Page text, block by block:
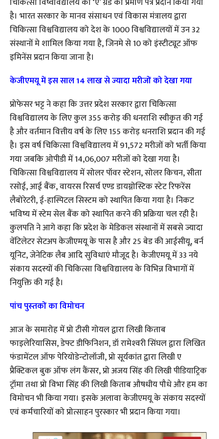
है। भारत सरकार के मानव संसाधन एवं विकास मंत्रालय द्वारा
चिकित्सा विश्वविद्यालय को देश के 1000 विश्वविद्यालयों में उन 32
संस्थानों मे शामिल किया गया है, जिनमे से 10 को इंस्टीट्यूट ऑफ
इमिनेंस प्रदान किया जाना है।
केजीएमयू में इस साल 14 लाख से ज्‍यादा मरीजों को देखा गया
प्रोफेसर भट्ट ने कहा कि उत्तर प्रदेश सरकार द्वारा चिकित्सा
विश्वविद्यालय के लिए कुल 355 करोड़ की धनराशि स्वीकृत की गई
है और वर्तमान वित्तीय वर्ष के लिए 155 करोड़ धनराशि प्रदान की गई
है। इस वर्ष चिकित्सा विश्वविद्यालय में 91,572 मरीजों को भर्ती किया
गया जबकि ओपीडी में 14,06,007 मरीजों को देखा गया है।
चिकित्सा विश्वविद्यालय में सोलर पॉवर स्टेशन, सोलर किचन, सीता
रसोई, आई बैंक, वायरस रिसर्च एण्ड डायग्नोस्टिक स्टेट रिफरेंस
लैबोरेटरी, ई-हास्पिटल सिस्टम को स्थापित किया गया है। निकट
भविष्य में स्टेम सेल बैंक को स्थापित करने की प्रक्रिया चल रही है।
कुलपति ने आगे कहा कि प्रदेश के मेडिकल संस्थानों में सबसे ज्यादा
वेंटिलेटर सेटअप केजीएमयू के पास है और 25 बेड की आईसीयू, बर्न
यूनिट, जेनेटिक लैब आदि सुविधाएं मौजूद है। केजीएमयू में 33 नये
संकाय सदस्यों की चिकित्सा विश्वविद्यालय के विभिन्न विभागों में
नियुक्ति की गई है।
पांच पुस्‍तकों का विमोचन
आज के समारोह में प्रो टीसी गोयल द्वारा लिखी किताब
फाइलेरियासिस, डेफ्‍ट डीफि‍निशन, डॉ रामेश्‍वरी सिंघल द्वारा लिखित
फंडामेंटल ऑफ पेरियोडेन्‍टोलॉजी, प्रो सूर्यकांत द्वारा लिखी ए
प्रैक्टिकल बुक ऑफ लंग कैंसर, प्रो अजय सिंह की लिखी पीडियाट्रि‍क
ट्रॉमा तथा प्रो विभा सिंह की लिखी किताब औषधीय पौधे और हम का
विमोचन भी किया गया। इसके अलावा केजीएमयू के संकाय सदस्यों
एवं कर्मचारियों को प्रोत्साहन पुरस्कार भी प्रदान किया गया।